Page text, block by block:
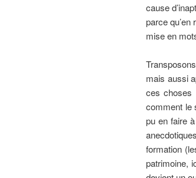
cause
parce
mise en
mais aussi
ces choses
comment le
pu en faire
formation
patrimoine,